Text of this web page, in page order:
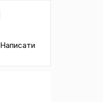
Написати